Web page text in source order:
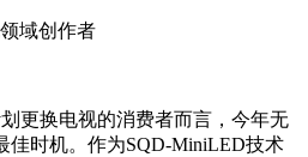
域创作者
更换电视的消费者而言，今年无
佳时机。作为SQD-MiniLED技术